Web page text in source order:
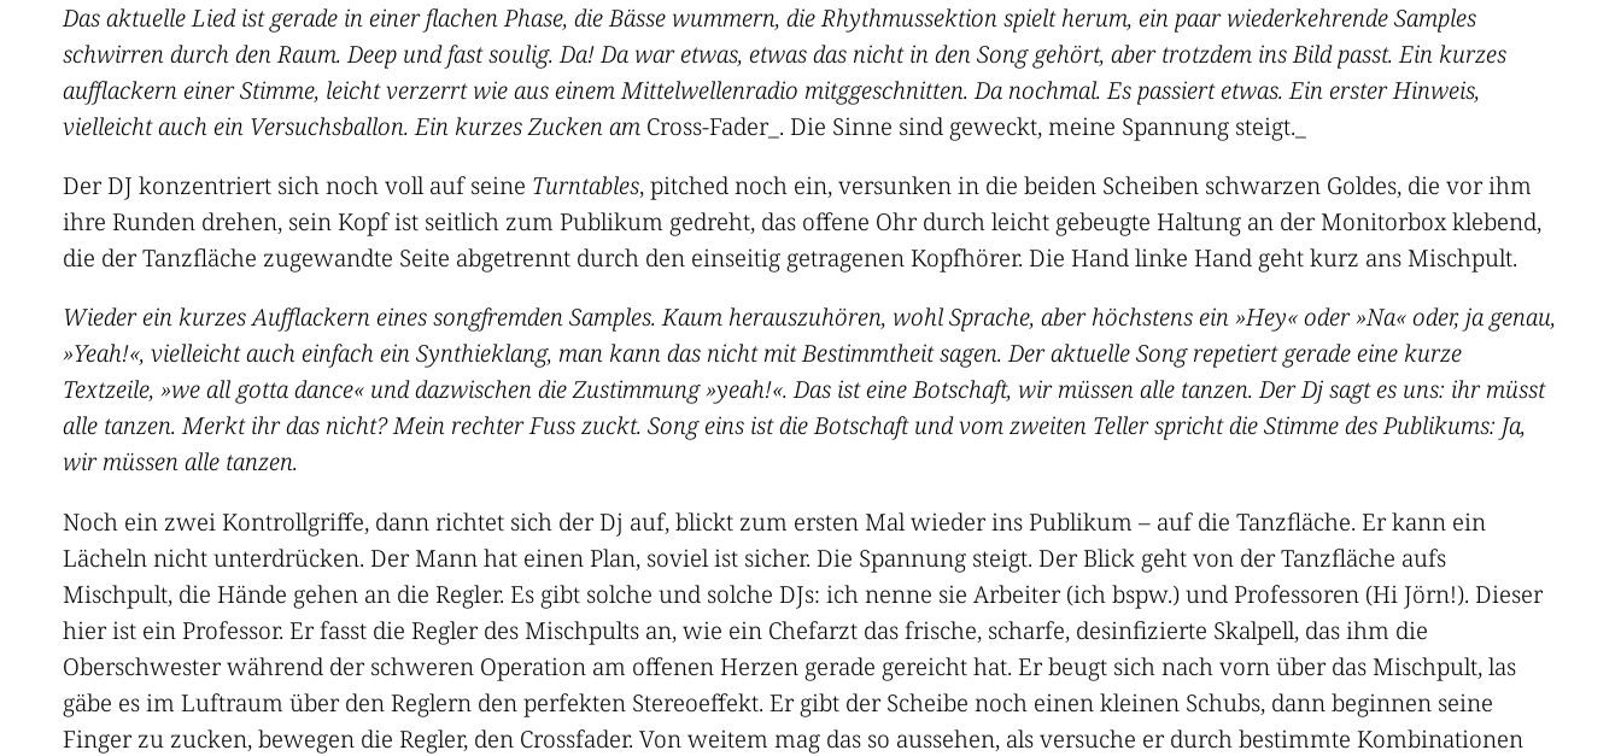
Das aktuelle Lied ist gerade in einer flachen Phase, die Bässe wummern, die Rhythmussektion spielt herum, ein paar wiederkehrende Samples
schwirren durch den Raum. Deep und fast soulig. Da! Da war etwas, etwas das nicht in den Song gehört, aber trotzdem ins Bild passt. Ein kurzes
aufflackern einer Stimme, leicht verzerrt wie aus einem Mittelwellenradio mitggeschnitten. Da nochmal. Es passiert etwas. Ein erster Hinweis,
vielleicht auch ein Versuchsballon. Ein kurzes Zucken amCross-Fader_. Die Sinne sind geweckt, meine Spannung steigt._
Der DJ konzentriert sich noch voll auf seine Turntables, pitched noch ein, versunken in die beiden Scheiben schwarzen Goldes, die vor ihm
ihre Runden drehen, sein Kopf ist seitlich zum Publikum gedreht, das offene Ohr durch leicht gebeugte Haltung an der Monitorbox klebend,
die der Tanzfläche zugewandte Seite abgetrennt durch den einseitig getragenen Kopfhörer. Die Hand linke Hand geht kurz ans Mischpult.
Wieder ein kurzes Aufflackern eines songfremden Samples. Kaum herauszuhören, wohl Sprache, aber höchstens ein »Hey« oder »Na« oder, ja genau,
»Yeah!«, vielleicht auch einfach ein Synthieklang, man kann das nicht mit Bestimmtheit sagen. Der aktuelle Song repetiert gerade eine kurze
Textzeile, »we all gotta dance« und dazwischen die Zustimmung »yeah!«. Das ist eine Botschaft, wir müssen alle tanzen. Der Dj sagt es uns: ihr müsst
alle tanzen. Merkt ihr das nicht? Mein rechter Fuss zuckt. Song eins ist die Botschaft und vom zweiten Teller spricht die Stimme des Publikums: Ja,
wir müssen alle tanzen.
Noch ein zwei Kontrollgriffe, dann richtet sich der Dj auf, blickt zum ersten Mal wieder ins Publikum – auf die Tanzfläche. Er kann ein
Lächeln nicht unterdrücken. Der Mann hat einen Plan, soviel ist sicher. Die Spannung steigt. Der Blick geht von der Tanzfläche aufs
Mischpult, die Hände gehen an die Regler. Es gibt solche und solche DJs: ich nenne sie Arbeiter (ich bspw.) und Professoren (Hi Jörn!). Dieser
hier ist ein Professor. Er fasst die Regler des Mischpults an, wie ein Chefarzt das frische, scharfe, desinfizierte Skalpell, das ihm die
Oberschwester während der schweren Operation am offenen Herzen gerade gereicht hat. Er beugt sich nach vorn über das Mischpult, las
gäbe es im Luftraum über den Reglern den perfekten Stereoeffekt. Er gibt der Scheibe noch einen kleinen Schubs, dann beginnen seine
Finger zu zucken, bewegen die Regler, den Crossfader. Von weitem mag das so aussehen, als versuche er durch bestimmte Kombinationen